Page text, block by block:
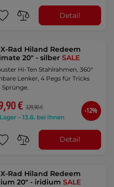
Detail
Rad Hiland Redeem
20" - silberSALE
Hi-Ten Stahlrahmen, 360°
Lenker, 4 Pegs für Tricks
Sprünge.
€ 329,90 €
– 13.8. bei Ihnen
-12%
Detail
Rad Hiland Redeem
20" - iridiumSALE